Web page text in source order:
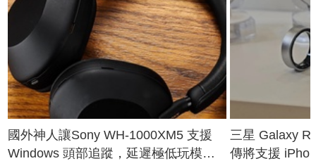
國外神人讓Sony WH-1000XM5 支援
Windows 頭部追蹤，延遲極低玩模擬
三星 Galaxy
傳將支援